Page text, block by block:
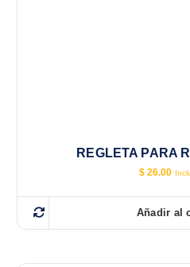
REGLETA PARA
$26.00
Añadir al